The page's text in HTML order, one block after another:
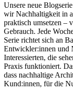
Unsere neue
wir Nachhaltigkeit in
praktisch umsetzen –
Gebrauch. Jede
Serie richtet sich an
Entwickler:innen und
Interessierten, die
Praxis funktioniert.
dass nachhaltige
Kund:innen, für die